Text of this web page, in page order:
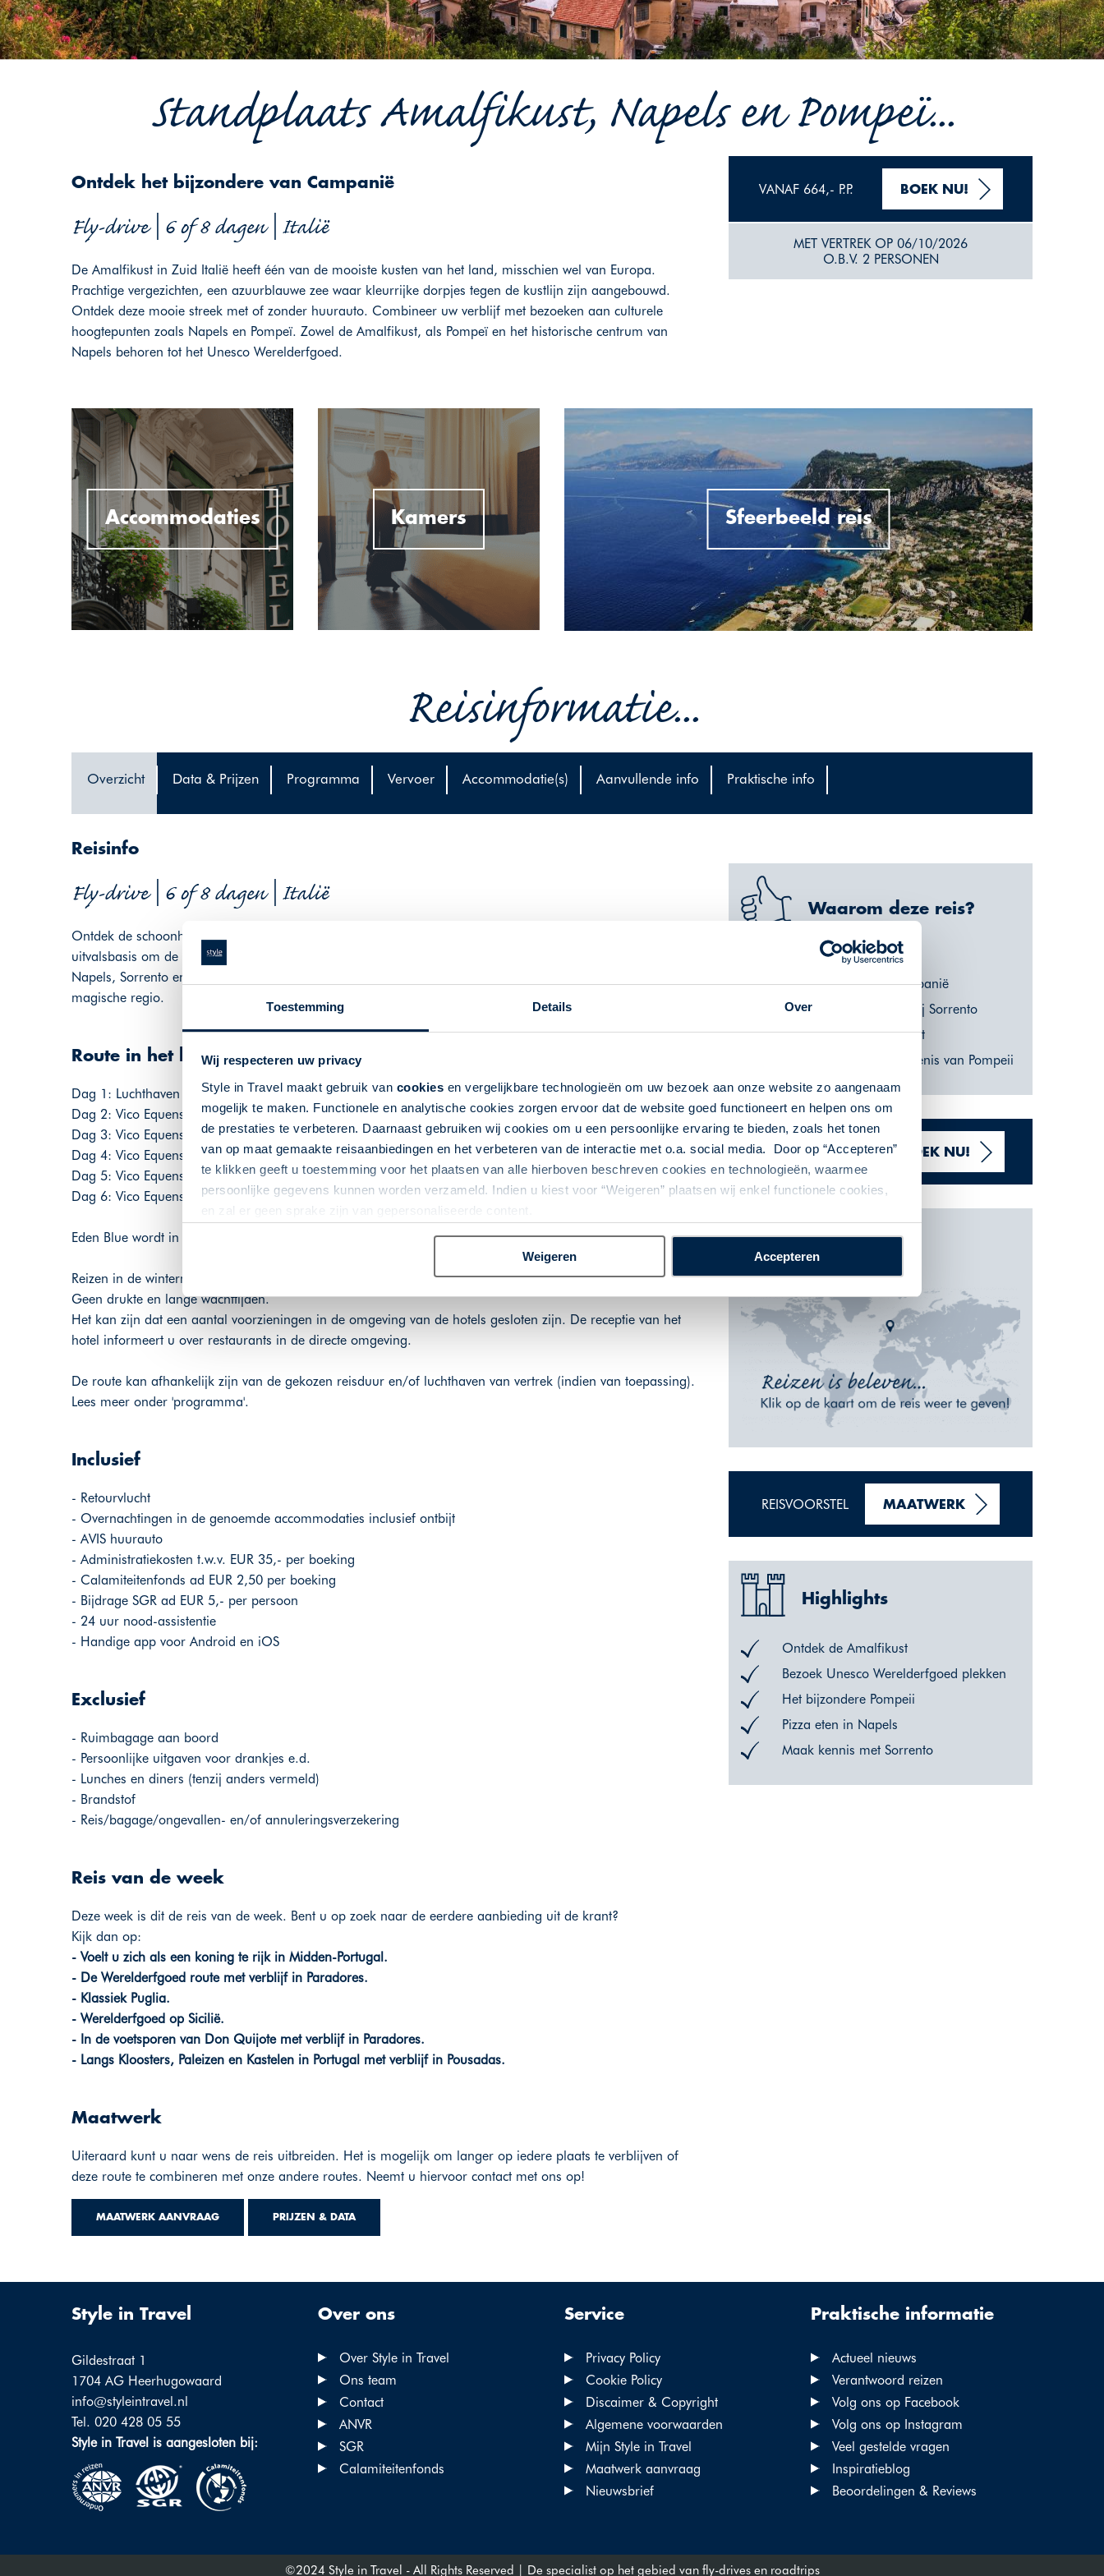
Toestemming Details Over
Wij respecteren uw privacy
Style in Travel maakt gebruik van cookies en vergelijkbare technologieën om uw bezoek aan onze website zo aangenaam
mogelijk te maken. Functionele en analytische cookies zorgen ervoor dat de website goed functioneert en helpen ons om
de prestaties te verbeteren. Daarnaast gebruiken wij cookies om u een persoonlijke ervaring te bieden, zoals het tonen
van op maat gemaakte reisaanbiedingen en het verbeteren van de interactie met o.a. social media. Door op “Accepteren”
te klikken geeft u toestemming voor het plaatsen van alle hierboven beschreven cookies en technologieën, waarmee
persoonlijke gegevens kunnen worden verzameld. Indien u kiest voor “Weigeren” plaatsen wij enkel functionele cookies,
en zal er geen sprake zijn van gepersonaliseerde content.
Weigeren Accepteren
Standplaats Amalfikust, Napels en Pompeï...
Ontdek het bijzondere van Campanië
Fly-drive | 6 of 8 dagen | Italië
De Amalfikust in Zuid Italië heeft één van de mooiste kusten van het land, misschien wel van Europa.
Prachtige vergezichten, een azuurblauwe zee waar kleurrijke dorpjes tegen de kustlijn zijn aangebouwd.
Ontdek deze mooie streek met of zonder huurauto. Combineer uw verblijf met bezoeken aan culturele
hoogtepunten zoals Napels en Pompeï. Zowel de Amalfikust, als Pompeï en het historische centrum van
Napels behoren tot het Unesco Werelderfgoed.
VANAF 664,- P.P. BOEK NU!
MET VERTREK OP 06/10/2026
O.B.V. 2 PERSONEN
Accommodaties Kamers Sfeerbeeld reis
Reisinformatie...
Overzicht Data & Prijzen Programma Vervoer Accommodatie(s) Aanvullende info Praktische info
Reisinfo
Fly-drive | 6 of 8 dagen | Italië
Ontdek de schoonheid van Zuid-Italië vanuit Hotel Eden Bleu, Moon Valley of Hotel Mary, de perfecte
uitvalsbasis om de kustlijn, historische ruïnes en indrukwekkende dorpjes en steden te ontdekken. Ontdek
Napels, Sorrento en Pompeï en ervaar de geschiedenis, cultuur en adembenemende landschappen van deze
magische regio.
Route in het kort
Dag 1: Luchthaven Napels - Vico Equense, Eden Bleu Hotel, Moon Valley of Hotel Mary 45 km
Dag 2: Vico Equense, Eden Bleu Hotel, Moon Valley of Hotel Mary
Dag 3: Vico Equense, Eden Bleu Hotel, Moon Valley of Hotel Mary
Dag 4: Vico Equense, Eden Bleu Hotel, Moon Valley of Hotel Mary
Dag 5: Vico Equense, Eden Bleu Hotel, Moon Valley of Hotel Mary
Dag 6: Vico Equense, Eden Bleu Hotel, Moon Valley of Hotel Mary - Luchthaven Napels, 45 km
Eden Blue wordt in de wintermaanden (jan/mrt) vervangen door Moon Valley, Hotel Mary of gelijkwaardig.
Reizen in de wintermaanden biedt u de mogelijkheid om de culturele hoogtepunten in alle rust te bezoeken.
Geen drukte en lange wachttijden.
Het kan zijn dat een aantal voorzieningen in de omgeving van de hotels gesloten zijn. De receptie van het
hotel informeert u over restaurants in de directe omgeving.
De route kan afhankelijk zijn van de gekozen reisduur en/of luchthaven van vertrek (indien van toepassing).
Lees meer onder 'programma'.
Inclusief
- Retourvlucht
- Overnachtingen in de genoemde accommodaties inclusief ontbijt
- AVIS huurauto
- Administratiekosten t.w.v. EUR 35,- per boeking
- Calamiteitenfonds ad EUR 2,50 per boeking
- Bijdrage SGR ad EUR 5,- per persoon
- 24 uur nood-assistentie
- Handige app voor Android en iOS
Exclusief
- Ruimbagage aan boord
- Persoonlijke uitgaven voor drankjes e.d.
- Lunches en diners (tenzij anders vermeld)
- Brandstof
- Reis/bagage/ongevallen- en/of annuleringsverzekering
Reis van de week
Deze week is dit de reis van de week. Bent u op zoek naar de eerdere aanbieding uit de krant?
Kijk dan op:
- Voelt u zich als een koning te rijk in Midden-Portugal.
- De Werelderfgoed route met verblijf in Paradores.
- Klassiek Puglia.
- Werelderfgoed op Sicilië.
- In de voetsporen van Don Quijote met verblijf in Paradores.
- Langs Kloosters, Paleizen en Kastelen in Portugal met verblijf in Pousadas.
Maatwerk
Uiteraard kunt u naar wens de reis uitbreiden. Het is mogelijk om langer op iedere plaats te verblijven of
deze route te combineren met onze andere routes. Neemt u hiervoor contact met ons op!
MAATWERK AANVRAAG PRIJZEN & DATA
Waarom deze reis?
Unesco Werelderfgoed
Cultuursnuiven in Campanië
Overnacht centraal nabij Sorrento
Pracht van de Amalfikust
De bijzondere geschiedenis van Pompeii
VANAF 664 ,- P.P. BOEK NU!
REISVOORSTEL MAATWERK
Highlights
Ontdek de Amalfikust
Bezoek Unesco Werelderfgoed plekken
Het bijzondere Pompeii
Pizza eten in Napels
Maak kennis met Sorrento
Style in Travel
Gildestraat 1
1704 AG Heerhugowaard
info@styleintravel.nl
Tel. 020 428 05 55
Style in Travel is aangesloten bij:
Over ons
Over Style in Travel
Ons team
Contact
ANVR
SGR
Calamiteitenfonds
Service
Privacy Policy
Cookie Policy
Discaimer & Copyright
Algemene voorwaarden
Mijn Style in Travel
Maatwerk aanvraag
Nieuwsbrief
Praktische informatie
Actueel nieuws
Verantwoord reizen
Volg ons op Facebook
Volg ons op Instagram
Veel gestelde vragen
Inspiratieblog
Beoordelingen & Reviews
©2024 Style in Travel - All Rights Reserved | De specialist op het gebied van fly-drives en roadtrips